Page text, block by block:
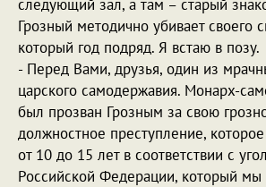
следующий зал, а там – старый
Грозный методично убивает своего
который год подряд. Я встаю в позу.
- Перед Вами, друзья, один из
царского самодержавия. Монарх-
был прозван Грозным за свою
должностное преступление,
от 10 до 15 лет в соответствии с
Российской Федерации, который мы